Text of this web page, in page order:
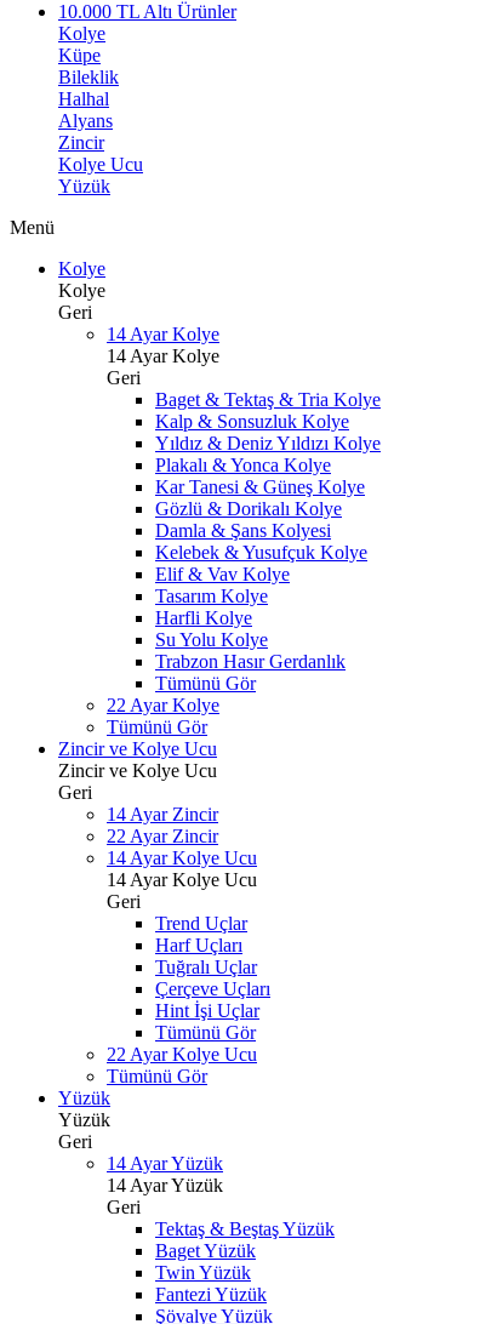
10.000 TL Altı Ürünler
Kolye
Küpe
Bileklik
Halhal
Alyans
Zincir
Kolye Ucu
Yüzük
Menü
Kolye
Kolye
Geri
14 Ayar Kolye
14 Ayar Kolye
Geri
Baget & Tektaş & Tria Kolye
Kalp & Sonsuzluk Kolye
Yıldız & Deniz Yıldızı Kolye
Plakalı & Yonca Kolye
Kar Tanesi & Güneş Kolye
Gözlü & Dorikalı Kolye
Damla & Şans Kolyesi
Kelebek & Yusufçuk Kolye
Elif & Vav Kolye
Tasarım Kolye
Harfli Kolye
Su Yolu Kolye
Trabzon Hasır Gerdanlık
Tümünü Gör
22 Ayar Kolye
Tümünü Gör
Zincir ve Kolye Ucu
Zincir ve Kolye Ucu
Geri
14 Ayar Zincir
22 Ayar Zincir
14 Ayar Kolye Ucu
14 Ayar Kolye Ucu
Geri
Trend Uçlar
Harf Uçları
Tuğralı Uçlar
Çerçeve Uçları
Hint İşi Uçlar
Tümünü Gör
22 Ayar Kolye Ucu
Tümünü Gör
Yüzük
Yüzük
Geri
14 Ayar Yüzük
14 Ayar Yüzük
Geri
Tektaş & Beştaş Yüzük
Baget Yüzük
Twin Yüzük
Fantezi Yüzük
Şövalye Yüzük